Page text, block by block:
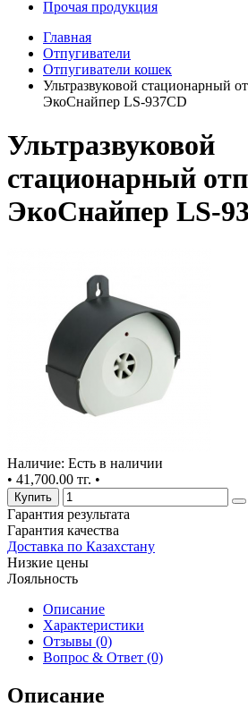
Прочая продукция
Главная
Отпугиватели
Отпугиватели кошек
Ультразвуковой стационарный
ЭкоСнайпер LS-937CD
Ультразвуковой
стационарный
ЭкоСнайпер LS-
Наличие: Есть в наличии
• 41,700.00 тг. •
Купить
Гарантия результата
Гарантия качества
Доставка по Казахстану
Низкие цены
Лояльность
Описание
Характеристики
Отзывы (0)
Вопрос & Ответ (0)
Описание